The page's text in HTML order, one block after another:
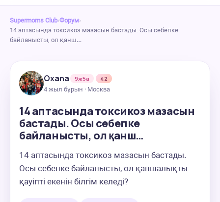
Supermoms Club›Форум›
14 аптасында токсикоз мазасын бастады. Осы себепке
байланысты, ол қанш…
Oxana 9ж5а
42
4 жыл бұрын · Москва
14 аптасында токсикоз мазасын
бастады. Осы себепке
байланысты, ол қанш…
14 аптасында токсикоз мазасын бастады.
Осы себепке байланысты, ол қаншалықты
қауіпті екенін білгім келеді?